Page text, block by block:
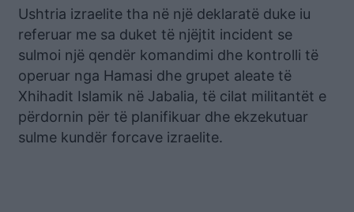
Ushtria izraelite tha në një deklaratë duke iu
referuar me sa duket të njëjtit incident se
sulmoi një qendër komandimi dhe kontrolli të
operuar nga Hamasi dhe grupet aleate të
Xhihadit Islamik në Jabalia, të cilat militantët e
përdornin për të planifikuar dhe ekzekutuar
sulme kundër forcave izraelite.